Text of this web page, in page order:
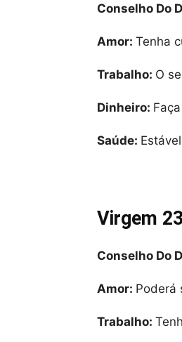
Conselho Do
Amor: Tenha
Trabalho: O
Dinheiro:
Saúde:
Virgem
Conselho Do
Amor: Poderá
Trabalho: